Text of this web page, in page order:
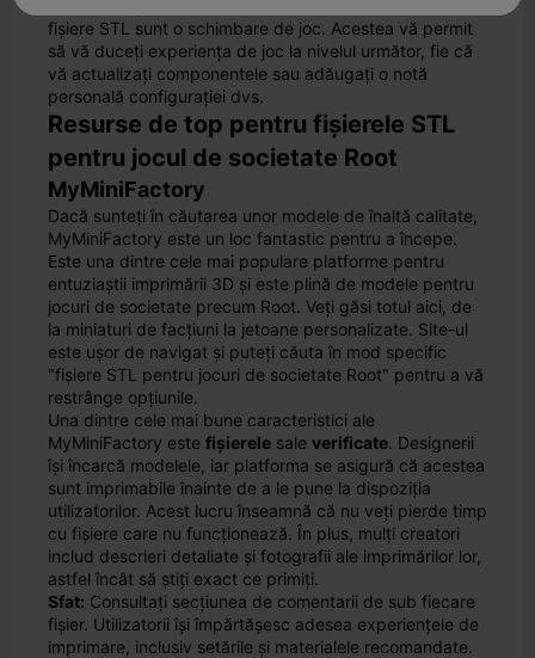
fișiere STL sunt o schimbare de joc. Acestea vă permit
să vă duceți experiența de joc la nivelul următor, fie că
vă actualizați componentele sau adăugați o notă
personală configurației dvs.
Resurse de top pentru fișierele STL
pentru jocul de societate Root
MyMiniFactory
Dacă sunteți în căutarea unor modele de înaltă calitate,
MyMiniFactory este un loc fantastic pentru a începe.
Este una dintre cele mai populare platforme pentru
entuziaștii imprimării 3D și este plină de modele pentru
jocuri de societate precum Root. Veți găsi totul aici, de
la miniaturi de facțiuni la jetoane personalizate. Site-ul
este ușor de navigat și puteți căuta în mod specific
"fișiere STL pentru jocuri de societate Root" pentru a vă
restrânge opțiunile.
Una dintre cele mai bune caracteristici ale
MyMiniFactory este fișierele sale verificate. Designerii
își încarcă modelele, iar platforma se asigură că acestea
sunt imprimabile înainte de a le pune la dispoziția
utilizatorilor. Acest lucru înseamnă că nu veți pierde timp
cu fișiere care nu funcționează. În plus, mulți creatori
includ descrieri detaliate și fotografii ale imprimărilor lor,
astfel încât să știți exact ce primiți.
Sfat: Consultați secțiunea de comentarii de sub fiecare
fișier. Utilizatorii își împărtășesc adesea experiențele de
imprimare, inclusiv setările și materialele recomandate.